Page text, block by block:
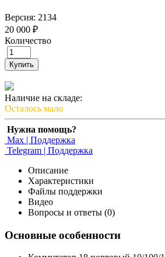
Версия: 2134
20 000 ₽
Количество
Купить
Наличие на складе:
Осталось мало
Нужна помощь?
Max | Поддержка
Telegram | Поддержка
Описание
Характеристики
Файлы поддержки
Видео
Вопросы и ответы (0)
Основные особенности